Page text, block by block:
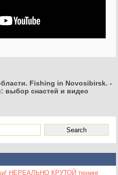
Fishing in Novosibirsk. -
выбор снастей и видео
НЕРЕАЛЬНО КРУТОЙ тюнинг